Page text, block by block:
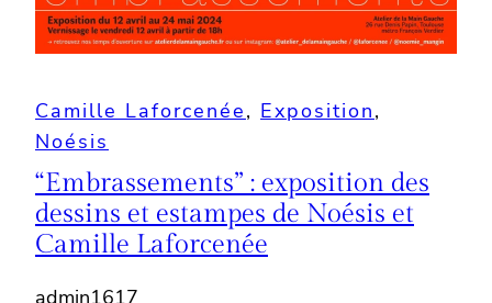
Camille Laforcenée, Exposition
Noésis
“Embrassements” : exposition des
dessins et estampes de Noésis et
Camille Laforcenée
admin1617